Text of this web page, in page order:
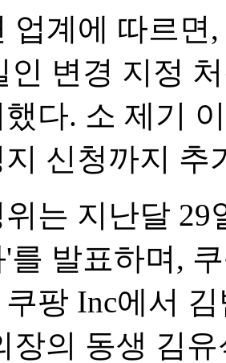
업계에 따르
인 변경 지정
다. 소 제기
신청까지 추
는 지난달
를 발표하며,
팡 Inc에서
장의 동생 김